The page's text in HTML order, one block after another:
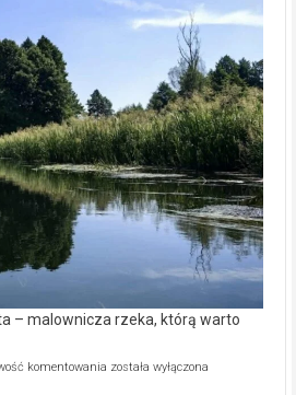
kamerą
wśród
– malownicza rzeka, którą warto
komentowania Ekologiczne
została wyłączona